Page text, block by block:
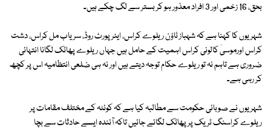
بحق، 16 زخمی اور 3 افراد معذور ہو كر بستر سے لگ چکے ہیں۔
شہریوں کا کہنا ہے کہ شہباز ٹاؤن ریلوے كراس، ایئر پورٹ روڈ، سریاب مل كراس، دشت
كراس اورموسیٰ كالونی كراس اہمیت كے حامل ہیں جہاں ریلوے پھاٹک لگانا انتہائی
ضروری ہے تاہم نہ تو ریلوے حكام توجہ دیتے ہیں اور نہ ہی ضلعی انتظامیہ اس پر کچھ
کر رہی ہے۔
شہریوں نے صوبائی حکومت سے مطالبہ کیا ہے کہ كوئٹہ كے مختلف مقامات پر
ریلوے كراسنگ ٹریک پر پھاٹک لگائے جائیں تاکہ آئندہ ایسے حادثات سے بچا